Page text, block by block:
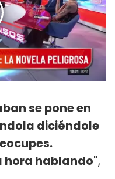
se pone en
diciéndole
hora hablando",